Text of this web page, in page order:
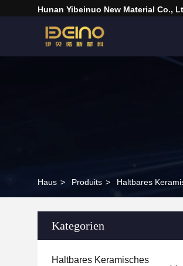
Hunan Yibeinuo New Material Co.,
Haus > Produits > Haltbares
Kategorien
Haltbares Keramisches